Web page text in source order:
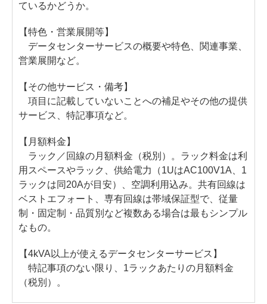
ているかどうか。
【特色・営業展開等】
データセンターサービスの概要や特色、関連事業、
営業展開など。
【その他サービス・備考】
項目に記載していないことへの補足やその他の提供
サービス、特記事項など。
【月額料金】
ラック／回線の月額料金（税別）。ラック料金は利
用スペースやラック、供給電力（1UはAC100V1A、1
ラックは同20Aが目安）、空調利用込み。共有回線は
ベストエフォート、専有回線は帯域保証型で、従量
制・固定制・品質別など複数ある場合は最もシンプル
なもの。
【4kVA以上が使えるデータセンターサービス】
特記事項のない限り、1ラックあたりの月額料金
（税別）。